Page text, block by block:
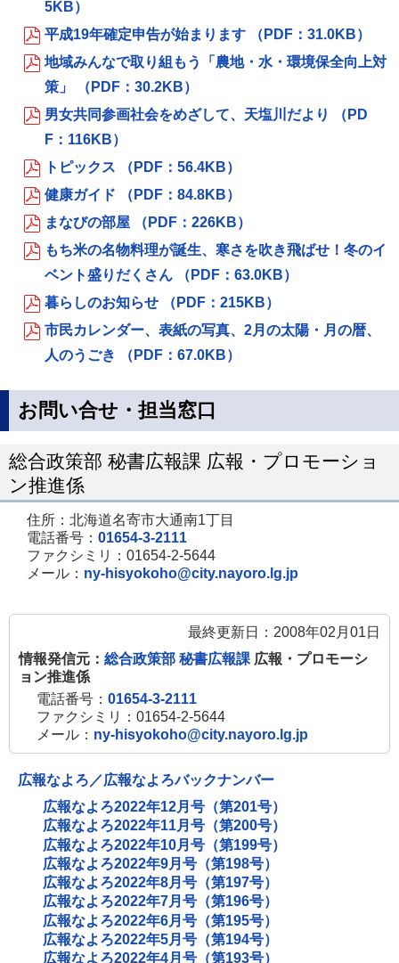
5KB）
平成19年確定申告が始まります （PDF：31.0KB）
地域みんなで取り組もう「農地・水・環境保全向上対
策」 （PDF：30.2KB）
男女共同参画社会をめざして、天塩川だより （PD
F：116KB）
トピックス （PDF：56.4KB）
健康ガイド （PDF：84.8KB）
まなびの部屋 （PDF：226KB）
もち米の名物料理が誕生、寒さを吹き飛ばせ！冬のイ
ベント盛りだくさん （PDF：63.0KB）
暮らしのお知らせ （PDF：215KB）
市民カレンダー、表紙の写真、2月の太陽・月の暦、
人のうごき （PDF：67.0KB）
お問い合せ・担当窓口
総合政策部 秘書広報課 広報・プロモーショ
ン推進係
住所：北海道名寄市大通南1丁目
電話番号： 01654-3-2111
ファクシミリ：01654-2-5644
メール： ny-hisyokoho@city.nayoro.lg.jp
最終更新日：2008年02月01日
情報発信元： 総合政策部 秘書広報課 広報・プロモーシ
ョン推進係
電話番号： 01654-3-2111
ファクシミリ：01654-2-5644
メール： ny-hisyokoho@city.nayoro.lg.jp
広報なよろ／広報なよろバックナンバー
広報なよろ2022年12月号（第201号）
広報なよろ2022年11月号（第200号）
広報なよろ2022年10月号（第199号）
広報なよろ2022年9月号（第198号）
広報なよろ2022年8月号（第197号）
広報なよろ2022年7月号（第196号）
広報なよろ2022年6月号（第195号）
広報なよろ2022年5月号（第194号）
広報なよろ2022年4月号（第193号）